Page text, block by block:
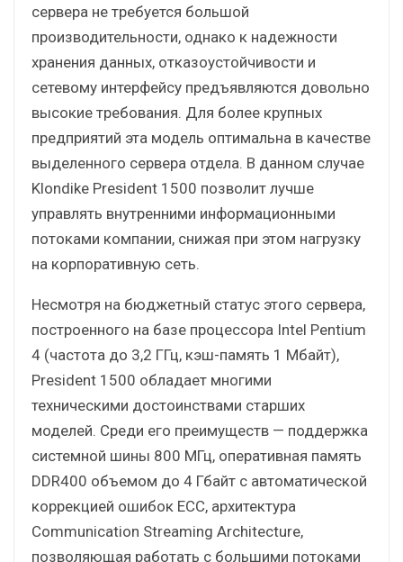
сервера не требуется большой
производительности, однако к надежности
хранения данных, отказоустойчивости и
сетевому интерфейсу предъявляются довольно
высокие требования. Для более крупных
предприятий эта модель оптимальна в качестве
выделенного сервера отдела. В данном случае
Klondike President 1500 позволит лучше
управлять внутренними информационными
потоками компании, снижая при этом нагрузку
на корпоративную сеть.
Несмотря на бюджетный статус этого сервера,
построенного на базе процессора Intel Pentium
4 (частота до 3,2 ГГц, кэш-память 1 Мбайт),
President 1500 обладает многими
техническими достоинствами старших
моделей. Среди его преимуществ — поддержка
системной шины 800 МГц, оперативная память
DDR400 объемом до 4 Гбайт с автоматической
коррекцией ошибок ECC, архитектура
Communication Streaming Architecture,
позволяющая работать с большими потоками